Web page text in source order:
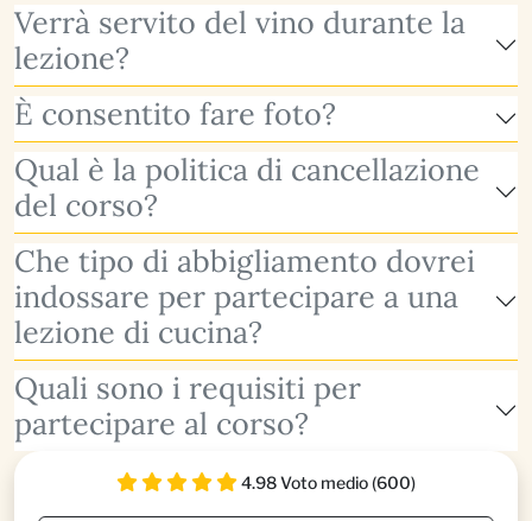
Verrà servito del vino durante la
lezione?
È consentito fare foto?
Qual è la politica di cancellazione
del corso?
Che tipo di abbigliamento dovrei
indossare per partecipare a una
lezione di cucina?
Quali sono i requisiti per
partecipare al corso?
4.98 Voto medio (600)